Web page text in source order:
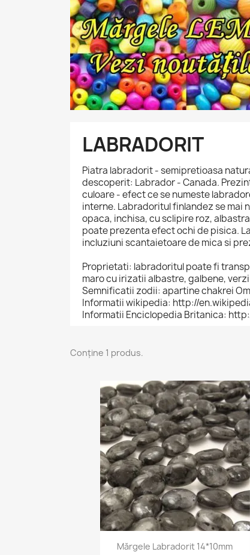
LABRADORIT
Piatra labradorit - semipretioasa
descoperit: Labrador - Canada.
culoare - efect ce se numeste
interne. Labradoritul finlandez se mai
opaca, inchisa, cu sclipire roz,
poate prezenta efect ochi de pisica.
incluziuni scantaietoare de mica si
Proprietati: labradoritul poate fi
maro cu irizatii albastre, galbene,
Semnificatii zodii: apartine chakrei
Informatii wikipedia: http://
Informatii Enciclopedia Britanica:
Conține 1 produs.
Vizualizare rapidă
Mărgele Labradorit 14*10mm